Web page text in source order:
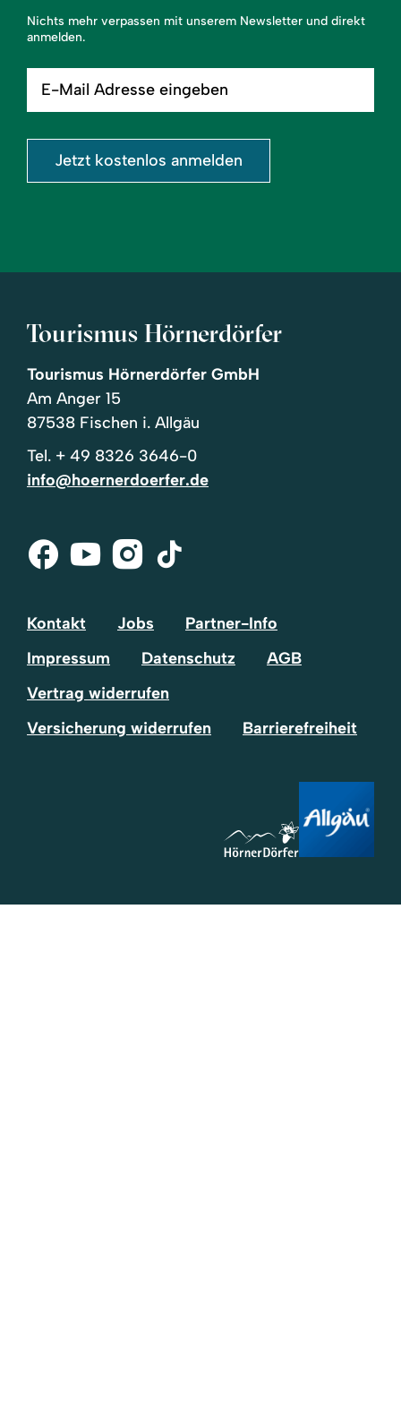
Nichts mehr verpassen mit unserem Newsletter und direkt
anmelden.
Mail
eingeben
Jetzt kostenlos anmelden
Tourismus Hörnerdörfer
Tourismus Hörnerdörfer GmbH
Am Anger 15
87538 Fischen i. Allgäu
Tel. + 49 8326 3646-0
info@hoernerdoerfer.de
Facebook
Youtube
Instagram
Tik-
Kontakt Jobs
Partner-Info
Impressum
Datenschutz
AGB
Vertrag widerrufen
Versicherung widerrufen
Barrierefreiheit